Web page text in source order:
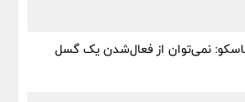
نمی‌توان از فعال‌شدن یک گسل